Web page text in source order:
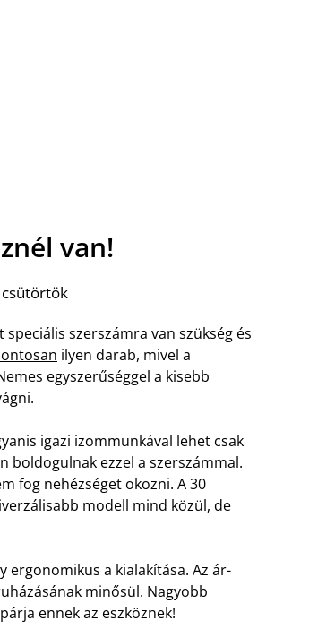
van!
szerszámra van szükség és
ilyen darab, mivel a
egyszerűséggel a kisebb
igazi izommunkával lehet csak
boldogulnak ezzel a szerszámmal.
fog nehézséget okozni. A 30
modell mind közül, de
ergonomikus a kialakítása. Az ár-
minősül. Nagyobb
ennek az eszköznek!